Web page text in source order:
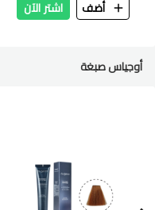
أضف
اشتر الآن
أوجياس صبغة